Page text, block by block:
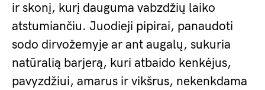
ir skonį, kurį dauguma vabzdžių laiko
atstumiančiu. Juodieji pipirai, panaudoti
sodo dirvožemyje ar ant augalų, sukuria
natūralią barjerą, kuri atbaido kenkėjus,
pavyzdžiui, amarus ir vikšrus, nekenkdama